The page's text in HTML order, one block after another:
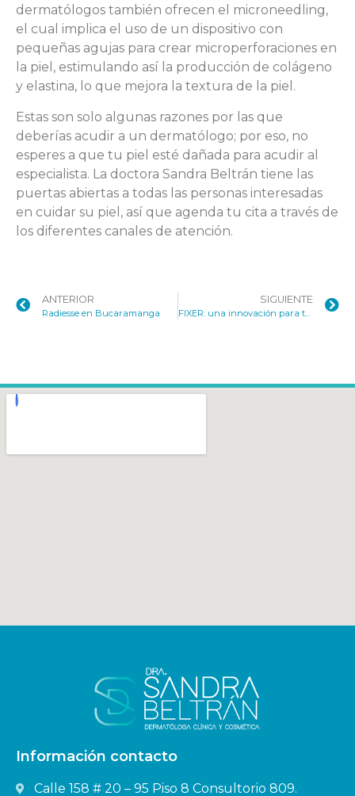
dermatólogos también ofrecen el microneedling,
el cual implica el uso de un dispositivo con
pequeñas agujas para crear microperforaciones en
la piel, estimulando así la producción de colágeno
y elastina, lo que mejora la textura de la piel.
Estas son solo algunas razones por las que
deberías acudir a un dermatólogo; por eso, no
esperes a que tu piel esté dañada para acudir al
especialista. La doctora Sandra Beltrán tiene las
puertas abiertas a todas las personas interesadas
en cuidar su piel, así que agenda tu cita a través de
los diferentes canales de atención.
ANTERIOR
Radiesse en Bucaramanga
SIGUIENTE
FIXER: una innovación para tratar las estrías
Información contacto
Calle 158 # 20 – 95 Piso 8 Consultorio 809.